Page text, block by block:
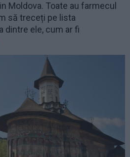
Moldova. Toate au farmecul
să treceți pe lista
dintre ele, cum ar fi